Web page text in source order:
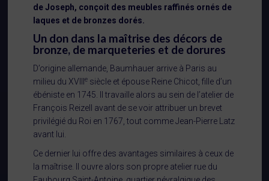
de Joseph, conçoit des meubles raffinés ornés de
laques et de bronzes dorés.
Un don dans la maîtrise des décors de
bronze, de marqueteries et de dorures
D’origine allemande, Baumhauer arrive à Paris au
milieu du XVIII
e siècle et épouse Reine Chicot, fille d’un
ébéniste en 1745. Il travaille alors au sein de l’atelier de
François Reizell avant de se voir attribuer un brevet
privilégié du Roi en 1767, tout comme Jean-Pierre Latz
avant lui.
Ce dernier lui offre des avantages similaires à ceux de
la maîtrise. Il ouvre alors son propre atelier rue du